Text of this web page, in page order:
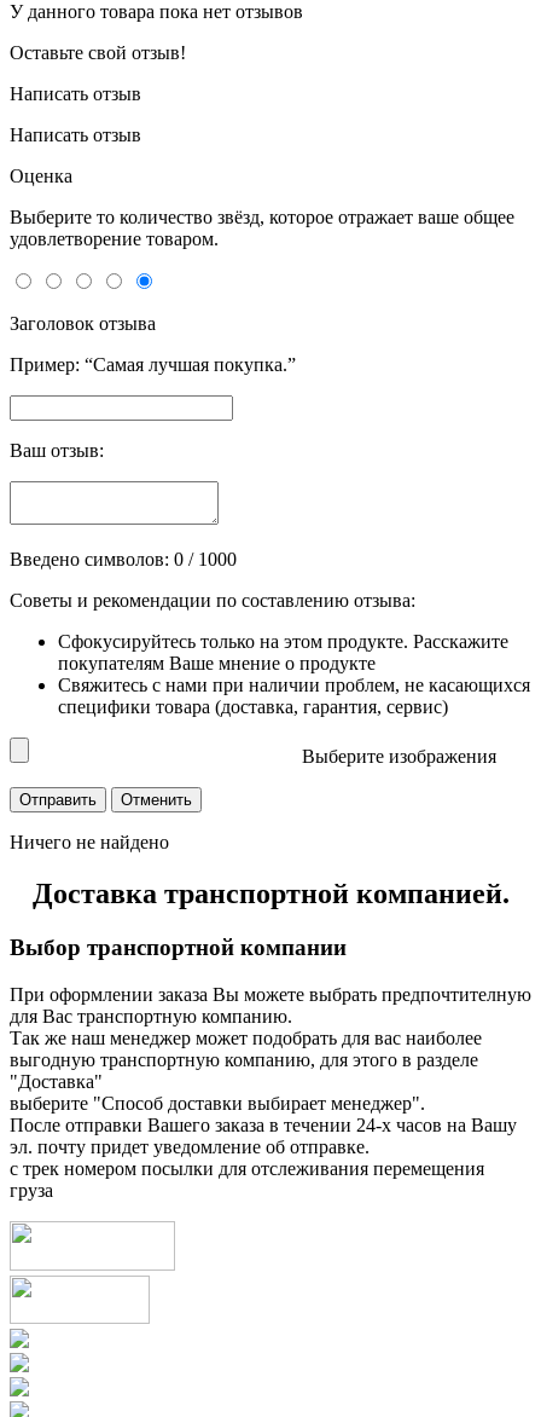
У данного товара пока нет отзывов
Оставьте свой отзыв!
Написать отзыв
Написать отзыв
Оценка
Выберите то количество звёзд, которое отражает ваше общее
удовлетворение товаром.
Заголовок отзыва
Пример: “Самая лучшая покупка.”
Ваш отзыв:
Введено символов: 0 / 1000
Советы и рекомендации по составлению отзыва:
Сфокусируйтесь только на этом продукте. Расскажите
покупателям Ваше мнение о продукте
Свяжитесь с нами при наличии проблем, не касающихся
специфики товара (доставка, гарантия, сервис)
Выберите изображения
Ничего не найдено
Доставка транспортной компанией.
Выбор транспортной компании
При оформлении заказа Вы можете выбрать предпочтителную
для Вас транспортную компанию.
Так же наш менеджер может подобрать для вас наиболее
выгодную транспортную компанию, для этого в разделе
"Доставка"
выберите "Способ доставки выбирает менеджер".
После отправки Вашего заказа в течении 24-х часов на Вашу
эл. почту придет уведомление об отправке.
с трек номером посылки для отслеживания перемещения
груза